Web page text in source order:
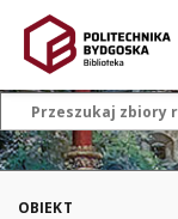
OBIEKT